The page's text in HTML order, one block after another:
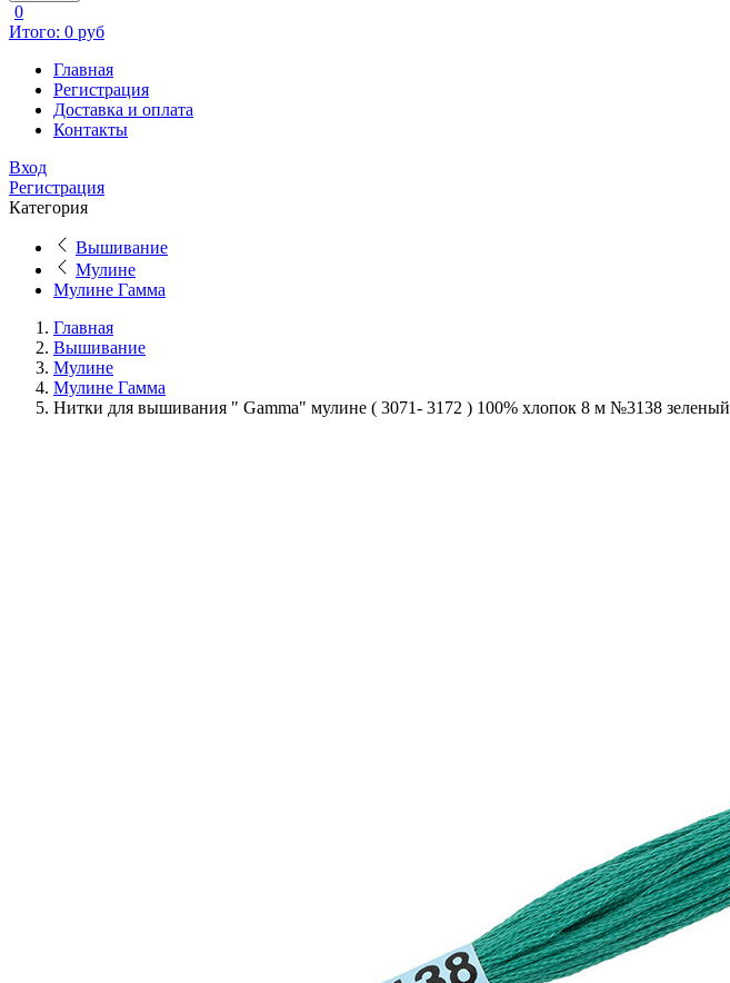
0
Итого: 0 руб
Главная
Регистрация
Доставка и оплата
Контакты
Вход
Регистрация
Категория
Вышивание
Мулине
Мулине Гамма
Главная
Вышивание
Мулине
Мулине Гамма
Нитки для вышивания " Gamma" мулине ( 3071- 3172 ) 100% хлопок 8 м №3138 зеленый